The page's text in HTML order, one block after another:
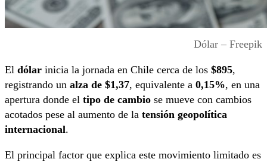
Dólar – Freepik
El dólar inicia la jornada en Chile cerca de los $895,
registrando un alza de $1,37, equivalente a 0,15%, en una
apertura donde el tipo de cambio se mueve con cambios
acotados pese al aumento de la tensión geopolítica
internacional.
El principal factor que explica este movimiento limitado es